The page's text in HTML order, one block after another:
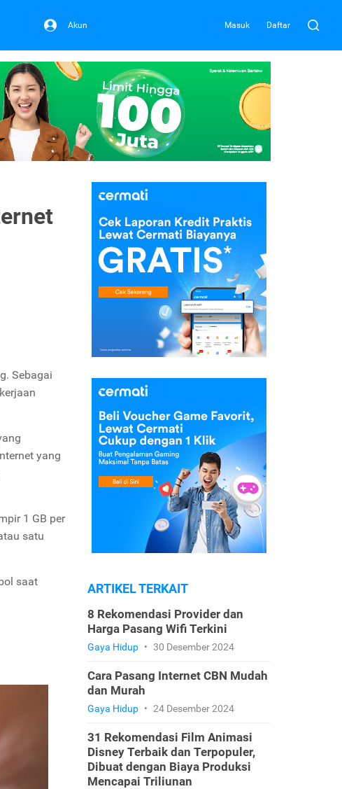
Akun Masuk Daftar
Sebagai
yang
1 GB per
satu
saat
ARTIKEL TERKAIT
8 Rekomendasi Provider dan
Harga Pasang Wifi Terkini
Gaya Hidup • 30 Desember 2024
Cara Pasang Internet CBN Mudah
dan Murah
Gaya Hidup • 24 Desember 2024
31 Rekomendasi Film Animasi
Disney Terbaik dan Terpopuler,
Dibuat dengan Biaya Produksi
Mencapai Triliunan